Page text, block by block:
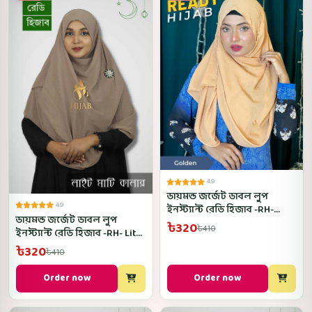
4.9
ডায়মন্ড জর্জেট ডাবল লুপ
ইনস্ট্যান্ট রেডি হিজাব -RH- Lite
Mati Color
৳320৳410
Order now
4.9
ডায়মন্ড জর্জেট ডাবল লুপ
ইনস্ট্যান্ট রেডি হিজাব -RH-
Golden Color
৳320৳410
Order now